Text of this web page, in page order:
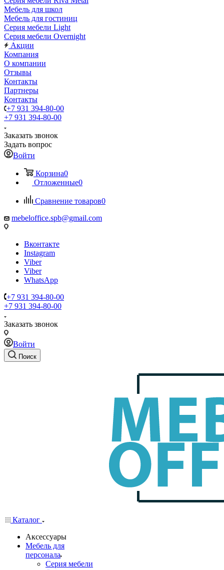
Мебель для школ
Мебель для гостиниц
Серия мебели Light
Серия мебели Overnight
Акции
Компания
О компании
Отзывы
Контакты
Партнеры
Контакты
+7 931 394-80-00
+7 931 394-80-00
Заказать звонок
Задать вопрос
Войти
Корзина0
Отложенные0
Сравнение товаров0
mebeloffice.spb@gmail.com
Вконтакте
Instagram
Viber
Viber
WhatsApp
+7 931 394-80-00
+7 931 394-80-00
Заказать звонок
Войти
Поиск
Каталог
Аксессуары
Мебель для
персонала
Серия мебели